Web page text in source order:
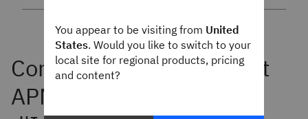
You appear to be visiting from United
States. Would you like to switch to your
local site for regional products, pricing
and content?